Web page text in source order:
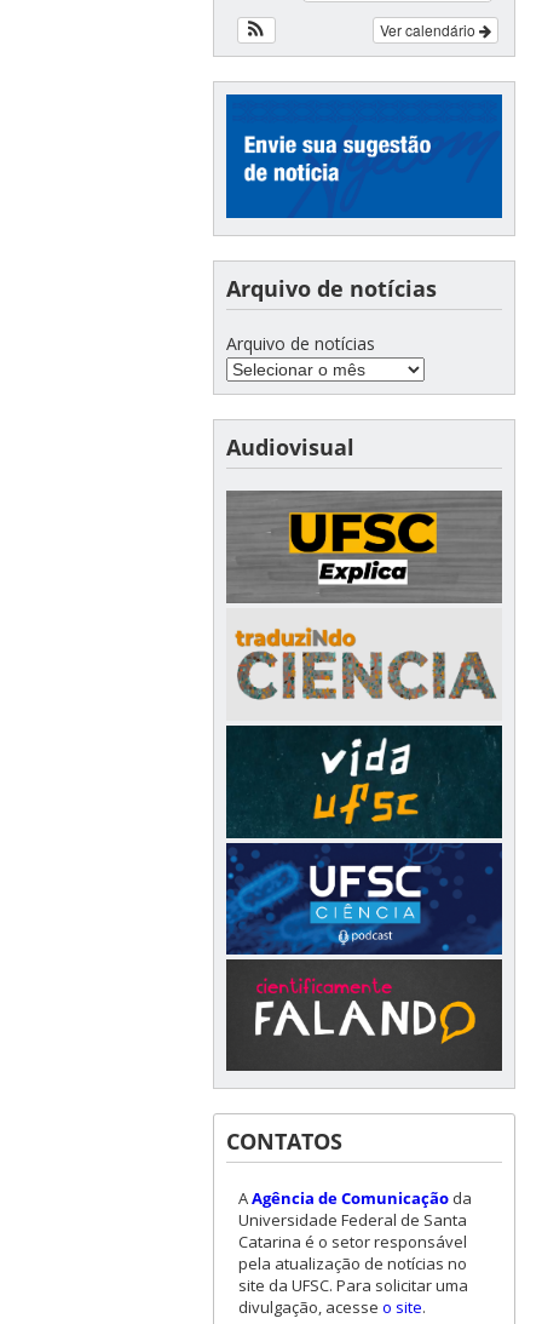
Ver calendário
Arquivo de notícias
Arquivo de notícias
Audiovisual
CONTATOS
AAgência de Comunicaçãoda
Universidade Federal de Santa
Catarina é o setor responsável
pela atualização de notícias no
site da UFSC. Para solicitar uma
divulgação, acesse o site.